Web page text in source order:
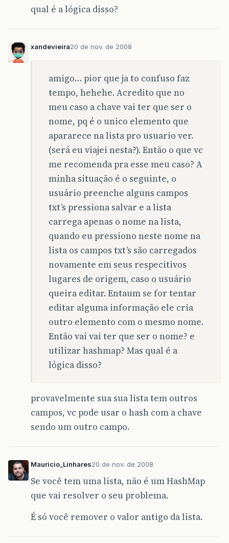
qual é a lógica disso?
xandevieira20 de nov. de 2008
amigo… pior que ja to confuso faz
tempo, hehehe. Acredito que no
meu caso a chave vai ter que ser o
nome, pq é o unico elemento que
apararece na lista pro usuario ver.
(será eu viajei nesta?). Então o que vc
me recomenda pra esse meu caso? A
minha situação é o seguinte, o
usuário preenche alguns campos
txt’s pressiona salvar e a lista
carrega apenas o nome na lista,
quando eu pressiono neste nome na
lista os campos txt’s são carregados
novamente em seus respecitivos
lugares de origem, caso o usuário
queira editar. Entaum se for tentar
editar alguma informação ele cria
outro elemento com o mesmo nome.
Então vai vai ter que ser o nome? e
utilizar hashmap? Mas qual é a
lógica disso?
provavelmente sua sua lista tem outros
campos, vc pode usar o hash com a chave
sendo um outro campo.
Mauricio_Linhares20 de nov. de 2008
Se você tem uma lista, não é um HashMap
que vai resolver o seu problema.
É só você remover o valor antigo da lista.